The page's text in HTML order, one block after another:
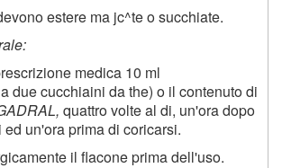
estere ma jc^te o succhiate.
medica 10 ml
due cucchiaini da the) o il contenuto di
quattro volte al di, un'ora dopo
un'ora prima di coricarsi.
il flacone prima dell'uso.